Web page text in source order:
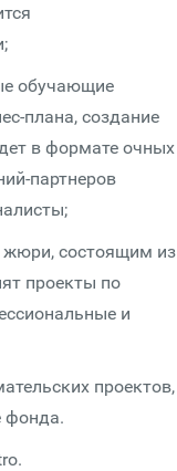
обучающие
плана, создание
в формате очных
партнеров
жюри, состоящим из
проекты по
и
проектов,
фонда.